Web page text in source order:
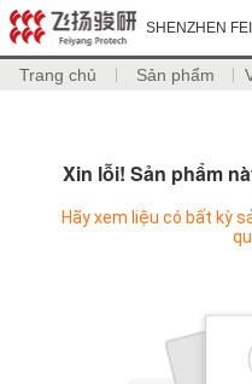
SHENZHEN
Trang chủ Sản phẩm
Xin lỗi! Sản phẩm
Hãy xem liệu có bất kỳ